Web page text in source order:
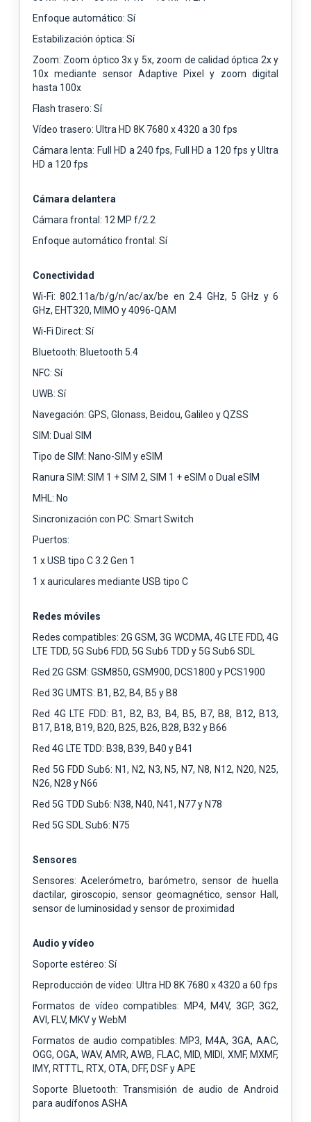
Enfoque automático: Sí
Estabilización óptica: Sí
Zoom: Zoom óptico 3x y 5x, zoom de calidad óptica 2x y
10x mediante sensor Adaptive Pixel y zoom digital
hasta 100x
Flash trasero: Sí
Vídeo trasero: Ultra HD 8K 7680 x 4320 a 30 fps
Cámara lenta: Full HD a 240 fps, Full HD a 120 fps y Ultra
HD a 120 fps
Cámara delantera
Cámara frontal: 12 MP f/2.2
Enfoque automático frontal: Sí
Conectividad
Wi-Fi: 802.11a/b/g/n/ac/ax/be en 2.4 GHz, 5 GHz y 6
GHz, EHT320, MIMO y 4096-QAM
Wi-Fi Direct: Sí
Bluetooth: Bluetooth 5.4
NFC: Sí
UWB: Sí
Navegación: GPS, Glonass, Beidou, Galileo y QZSS
SIM: Dual SIM
Tipo de SIM: Nano-SIM y eSIM
Ranura SIM: SIM 1 + SIM 2, SIM 1 + eSIM o Dual eSIM
MHL: No
Sincronización con PC: Smart Switch
Puertos:
1 x USB tipo C 3.2 Gen 1
1 x auriculares mediante USB tipo C
Redes móviles
Redes compatibles: 2G GSM, 3G WCDMA, 4G LTE FDD, 4G
LTE TDD, 5G Sub6 FDD, 5G Sub6 TDD y 5G Sub6 SDL
Red 2G GSM: GSM850, GSM900, DCS1800 y PCS1900
Red 3G UMTS: B1, B2, B4, B5 y B8
Red 4G LTE FDD: B1, B2, B3, B4, B5, B7, B8, B12, B13,
B17, B18, B19, B20, B25, B26, B28, B32 y B66
Red 4G LTE TDD: B38, B39, B40 y B41
Red 5G FDD Sub6: N1, N2, N3, N5, N7, N8, N12, N20, N25,
N26, N28 y N66
Red 5G TDD Sub6: N38, N40, N41, N77 y N78
Red 5G SDL Sub6: N75
Sensores
Sensores: Acelerómetro, barómetro, sensor de huella
dactilar, giroscopio, sensor geomagnético, sensor Hall,
sensor de luminosidad y sensor de proximidad
Audio y vídeo
Soporte estéreo: Sí
Reproducción de vídeo: Ultra HD 8K 7680 x 4320 a 60 fps
Formatos de vídeo compatibles: MP4, M4V, 3GP, 3G2,
AVI, FLV, MKV y WebM
Formatos de audio compatibles: MP3, M4A, 3GA, AAC,
OGG, OGA, WAV, AMR, AWB, FLAC, MID, MIDI, XMF, MXMF,
IMY, RTTTL, RTX, OTA, DFF, DSF y APE
Soporte Bluetooth: Transmisión de audio de Android
para audífonos ASHA